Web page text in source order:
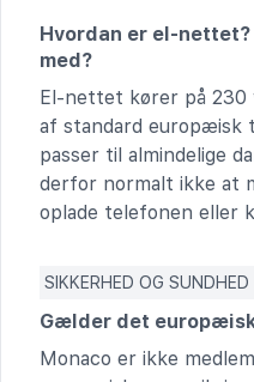
Hvordan er el-
med?
El-nettet kører på
af standard europæisk
passer til almindelige
derfor normalt ikke at
oplade telefonen eller
SIKKERHED OG SUNDHED
Gælder det
Monaco er ikke